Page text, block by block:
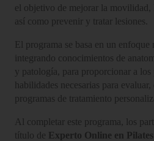
el objetivo de mejorar la movilidad,
así como prevenir y tratar lesiones.
El programa se basa en un
integrando conocimientos de
y patología, para proporcionar a los
habilidades necesarias para
programas de tratamiento
Al completar este programa, los
título de Experto Online en